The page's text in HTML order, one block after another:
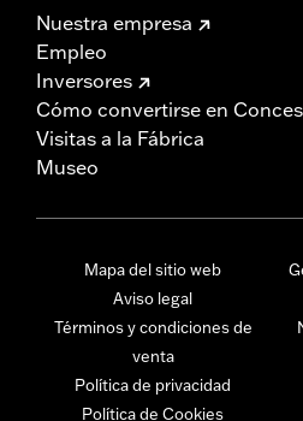
Nuestra empresa
Empleo
Inversores
Cómo convertirse en
Visitas a la Fábrica
Museo
Mapa del sitio web
Aviso legal
Términos y condiciones de
venta
Política de privacidad
Política de Cookies